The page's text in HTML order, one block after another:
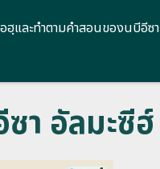
อฮฺและทำตามคำสอนของนบีอีซา
า อัลมะซีฮ์